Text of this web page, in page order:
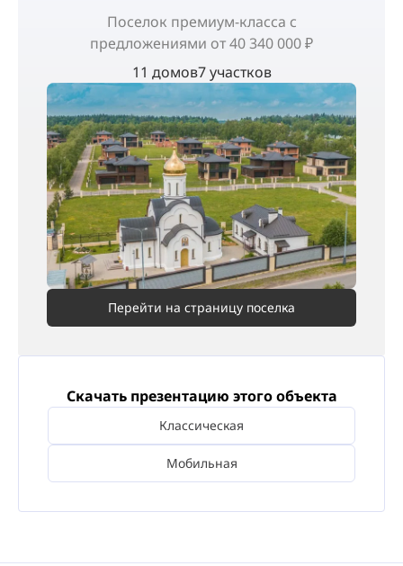
Поселок премиум-класса с
предложениями от 40 340 000 ₽
11 домов7 участков
Перейти на страницу поселка
Скачать презентацию этого объекта
Классическая
Мобильная